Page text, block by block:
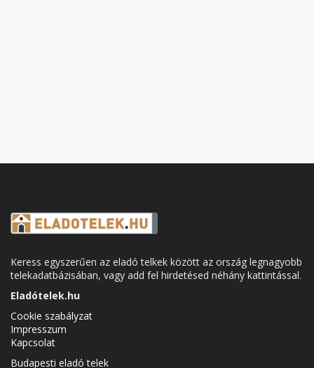
Keress egyszerűen az eladó telkek között az ország legnagyobb
telekadatbázisában, vagy add fel hirdetésed néhány kattintással.
Eladótelek.hu
Cookie szabályzat
Impresszum
Kapcsolat
Budapesti eladó telek